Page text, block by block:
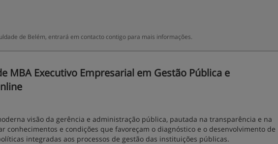
de Belém, entrará em contacto contigo para mais informações.
MBA Executivo Empresarial em Gestão Pública e
visão da gerência e administração pública, pautada na transparência e na
conhecimentos e condições que favoreçam o diagnóstico e o desenvolvimento de
integradas aos processos de gestão das instituições públicas.